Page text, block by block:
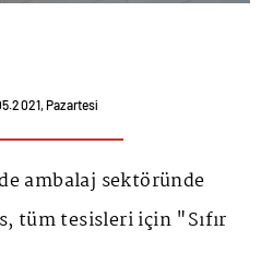
Pazartesi
ambalaj sektöründe
tüm tesisleri için "Sıfır